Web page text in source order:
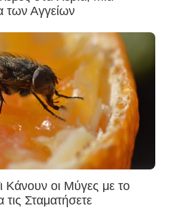
των Αγγείων
Κάνουν οι Μύγες με το
Σταματήσετε